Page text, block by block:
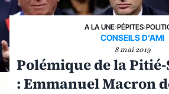
A LA UNE›PÉPITES›
CONSEILS D’AMI
8 mai 2019
Polémique de la
: Emmanuel Macron